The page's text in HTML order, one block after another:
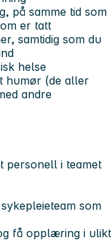
på samme tid som
er tatt
samtidig som du
helse
humør (de aller
andre
personell i teamet
som
få opplæring i ulikt